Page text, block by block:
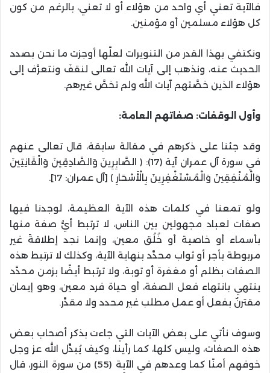
فالآية تعني أي واحد من هؤلاء أو لا تعني، بالرغم من كون
كل هؤلاء مسلمين أو مؤمنين.
ونكتفي بهذا القدر من التنويرات لعلَّها أوجزت ما نحن بصدد
الحديث عنه، ونذهب إلى آيات الله تعالى لنقفَ ونتعرَّف إلى
هؤلاء الذين خصَّتهم آيات الله ولم تخصَّ غيرهم.
وأول الوقفات: صفاتهم العامة:
وقد جئنا على ذكرهم في مقالة سابقة، قال تعالى عنهم
في سورة آل عمران آية (17): ﴿ الصَّابِرِينَ وَالصَّادِقِينَ وَالْقَانِتِينَ
وَالْمُنْفِقِينَ وَالْمُسْتَغْفِرِينَ بِالْأَسْحَارِ ﴾ [آل عمران: 17].
ولو تمعنا في كلمات هذه الآية العظيمة، لوجدنا فيها
صفات لعباد مجهولين بين الناس، لا ترتبط أيُّ صفة منها
بأسماء أو خاصية أو خُلُق معين، وإنما نجد إطلاقةً غير
مربوطة بأجر أو ثواب محدَّد بنهاية الآية، وكذلك لا ترتبط هذه
الصفات بظلم أو مغفرة أو توبة، ولا ترتبط أيضًا بزمن محدَّد
ينتهي بانتهاء فعل الصفة، أو حياة فرد معين، وهو إيمان
مقترنٌ بفعل أو عمل مطلب غير محدد ولا مقدَّر.
وسوف نأتي على بعض الآيات التي جاءت بذكر أصحاب بعض
هذه الصفات، وليس كلها، كما رأينا، وكيف يُبدِّل الله عز وجل
خوفهم أمنًا كما وعدهم في الآية (55) من سورة النور، قال